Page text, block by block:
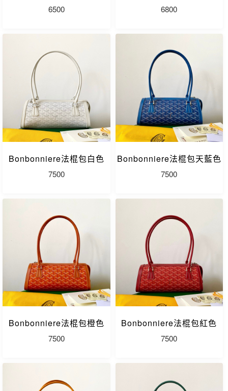
6500 6800
Bonbonniere法棍包白色
7500
Bonbonniere法棍包天藍色
7500
Bonbonniere法棍包橙色
7500
Bonbonniere法棍包紅色
7500